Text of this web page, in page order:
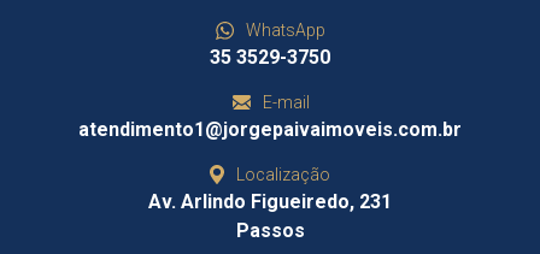
WhatsApp
35 3529-3750
E-mail
atendimento1@jorgepaivaimoveis.com.br
Localização
Av. Arlindo Figueiredo, 231
Passos